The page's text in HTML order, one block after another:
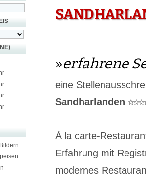
»erfahrene
eine
Sandharlanden
Á la carte-
Erfahrung mit
modernes